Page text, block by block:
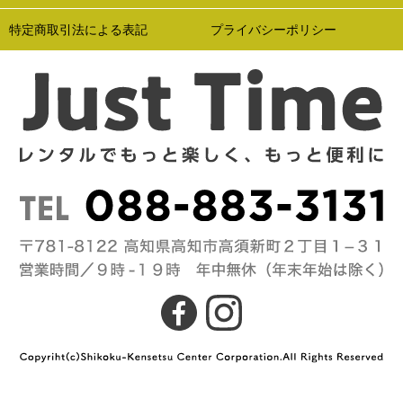
特定商取引法による表記 プライバシーポリシー